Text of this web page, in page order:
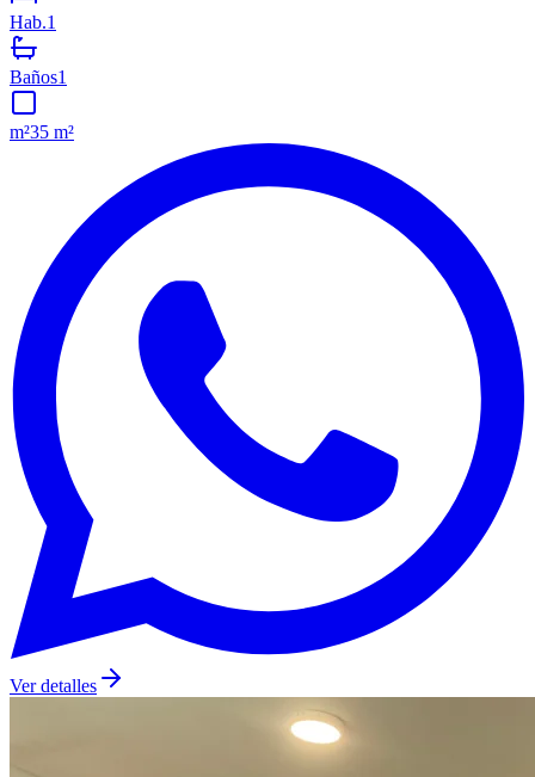
Hab.1
Baños1
m²35 m²
Ver detalles